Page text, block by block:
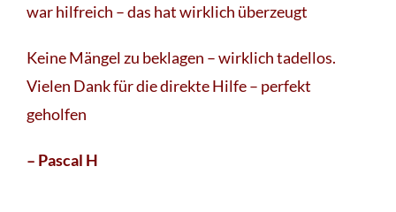
war hilfreich – das hat wirklich überzeugt
Keine Mängel zu beklagen – wirklich tadellos.
Vielen Dank für die direkte Hilfe – perfekt
geholfen
– Pascal H